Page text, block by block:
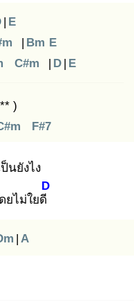
| E
| Bm E
C#m | D | E
)
F#7
นยังไง
ยไม่ใยดี
D
| A